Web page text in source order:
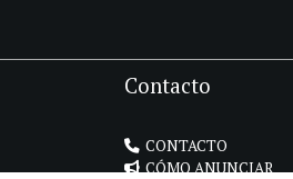
Contacto
CONTACTO
CÓMO ANUNCIAR